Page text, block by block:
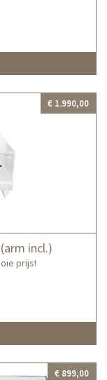
incl.)
prijs!
€ 1.990,00
€ 899,00